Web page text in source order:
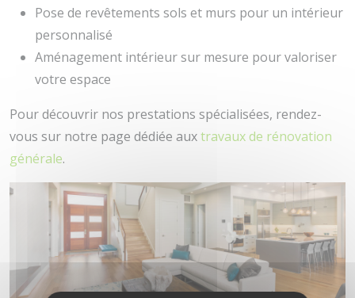
Pose de revêtements sols et murs pour un intérieur
personnalisé
Aménagement intérieur sur mesure pour valoriser
votre espace
Pour découvrir nos prestations spécialisées, rendez-
vous sur notre page dédiée auxtravaux de rénovation
générale.